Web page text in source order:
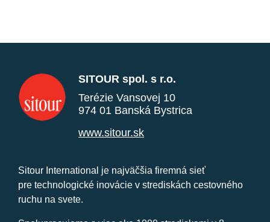
SITOUR spol. s r.o.
Terézie Vansovej 10
974 01 Banská Bystrica
www.sitour.sk
Sitour International je najväčšia firemná sieť
pre technologické inovácie v strediskách cestovného
ruchu na svete.